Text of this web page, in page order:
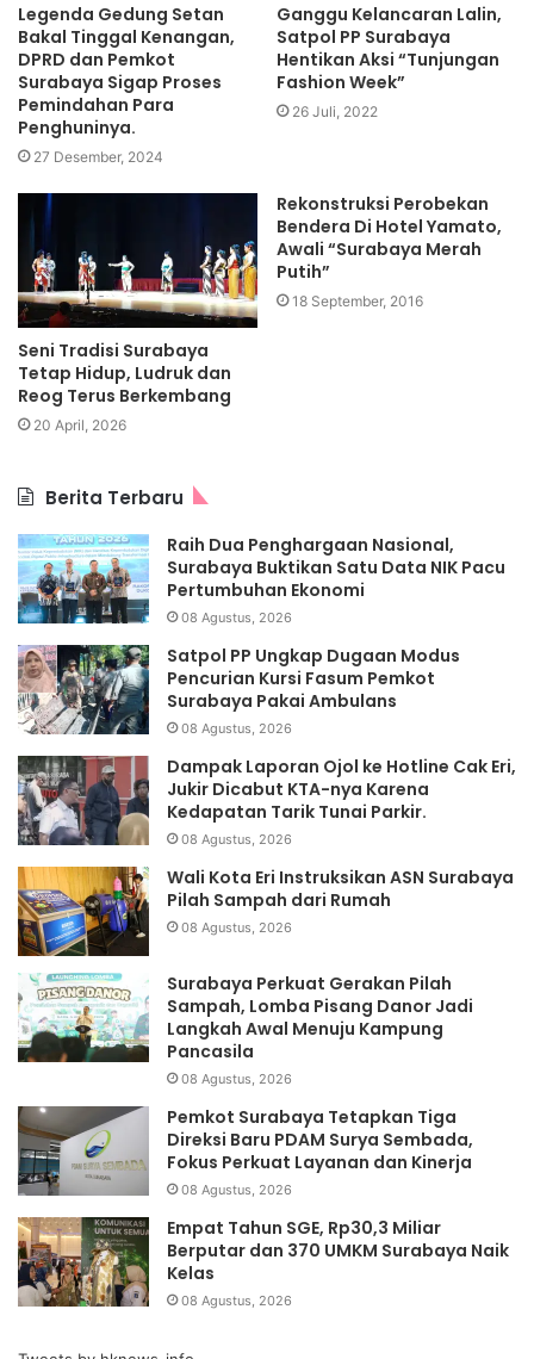
Legenda Gedung Setan
Bakal Tinggal Kenangan,
DPRD dan Pemkot
Surabaya Sigap Proses
Pemindahan Para
Penghuninya.
27 Desember, 2024
Ganggu Kelancaran Lalin,
Satpol PP Surabaya
Hentikan Aksi “Tunjungan
Fashion Week”
26 Juli, 2022
Seni Tradisi Surabaya
Tetap Hidup, Ludruk dan
Reog Terus Berkembang
20 April, 2026
Rekonstruksi Perobekan
Bendera Di Hotel Yamato,
Awali “Surabaya Merah
Putih”
18 September, 2016
Berita Terbaru
Raih Dua Penghargaan Nasional,
Surabaya Buktikan Satu Data NIK Pacu
Pertumbuhan Ekonomi
08 Agustus, 2026
Satpol PP Ungkap Dugaan Modus
Pencurian Kursi Fasum Pemkot
Surabaya Pakai Ambulans
08 Agustus, 2026
Dampak Laporan Ojol ke Hotline Cak Eri,
Jukir Dicabut KTA-nya Karena
Kedapatan Tarik Tunai Parkir.
08 Agustus, 2026
Wali Kota Eri Instruksikan ASN Surabaya
Pilah Sampah dari Rumah
08 Agustus, 2026
Surabaya Perkuat Gerakan Pilah
Sampah, Lomba Pisang Danor Jadi
Langkah Awal Menuju Kampung
Pancasila
08 Agustus, 2026
Pemkot Surabaya Tetapkan Tiga
Direksi Baru PDAM Surya Sembada,
Fokus Perkuat Layanan dan Kinerja
08 Agustus, 2026
Empat Tahun SGE, Rp30,3 Miliar
Berputar dan 370 UMKM Surabaya Naik
Kelas
08 Agustus, 2026